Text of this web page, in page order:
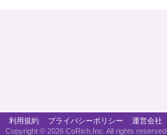
利用規約 プライバシーポリシー 運営会社
Copyright © 2026 CoRich,Inc. All rights reserved.